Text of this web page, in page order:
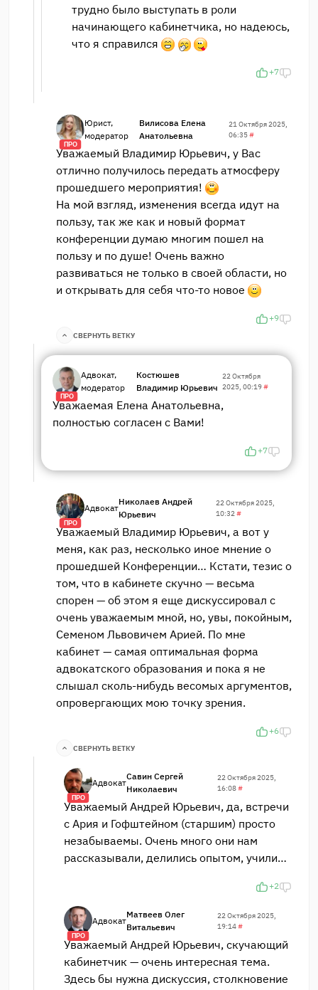
трудно было выступать в роли
начинающего кабинетчика, но надеюсь,
что я справился
+7
ПРО
Юрист,
модератор
Вилисова Елена
Анатольевна
21 Октября 2025,
06:35#
Уважаемый Владимир Юрьевич, у Вас
отлично получилось передать атмосферу
прошедшего мероприятия!
На мой взгляд, изменения всегда идут на
пользу, так же как и новый формат
конференции думаю многим пошел на
пользу и по душе! Очень важно
развиваться не только в своей области, но
и открывать для себя что-то новое
+9
СВЕРНУТЬ ВЕТКУ
ПРО
Адвокат,
модератор
Костюшев
Владимир Юрьевич
22 Октября
2025, 00:19#
Уважаемая Елена Анатольевна,
полностью согласен с Вами!
+7
ПРО
Адвокат
Николаев Андрей
Юрьевич
22 Октября 2025,
10:32#
Уважаемый Владимир Юрьевич, а вот у
меня, как раз, несколько иное мнение о
прошедшей Конференции… Кстати, тезис о
том, что в кабинете скучно — весьма
спорен — об этом я еще дискуссировал с
очень уважаемым мной, но, увы, покойным,
Семеном Львовичем Арией. По мне
кабинет — самая оптимальная форма
адвокатского образования и пока я не
слышал сколь-нибудь весомых аргументов,
опровергающих мою точку зрения.
+6
СВЕРНУТЬ ВЕТКУ
ПРО
Адвокат
Савин Сергей
Николаевич
22 Октября 2025,
16:08#
Уважаемый Андрей Юрьевич, да, встречи
с Ария и Гофштейном (старшим) просто
незабываемы. Очень много они нам
рассказывали, делились опытом, учили…
+2
ПРО
Адвокат
Матвеев Олег
Витальевич
22 Октября 2025,
19:14#
Уважаемый Андрей Юрьевич, скучающий
кабинетчик — очень интересная тема.
Здесь бы нужна дискуссия, столкновение